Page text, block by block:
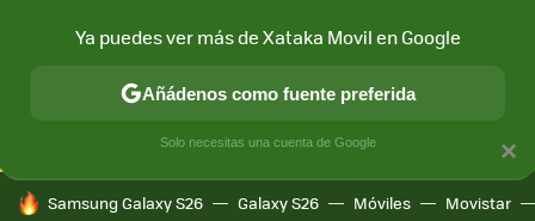
CONECTIVIDAD MÓVIL Y SOCIEDAD APLICACIONES
HOY SE HABLA DE
Samsung Galaxy S26 Galaxy S26 Móviles Movistar
×
Ya puedes ver más de Xataka Movil en Google
Añádenos como fuente preferida
Solo necesitas una cuenta de Google